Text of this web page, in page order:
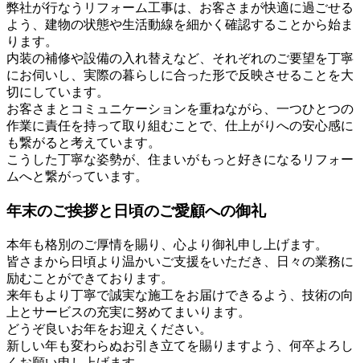
弊社が行なうリフォーム工事は、お客さまが快適に過ごせる
よう、建物の状態や生活動線を細かく確認することから始ま
ります。
内装の補修や設備の入れ替えなど、それぞれのご要望を丁寧
にお伺いし、実際の暮らしに合った形で反映させることを大
切にしています。
お客さまとコミュニケーションを重ねながら、一つひとつの
作業に責任を持って取り組むことで、仕上がりへの安心感に
も繋がると考えています。
こうした丁寧な姿勢が、住まいがもっと好きになるリフォー
ムへと繋がっています。
年末のご挨拶と日頃のご愛顧への御礼
本年も格別のご厚情を賜り、心より御礼申し上げます。
皆さまから日頃より温かいご支援をいただき、日々の業務に
励むことができております。
来年もより丁寧で誠実な施工をお届けできるよう、技術の向
上とサービスの充実に努めてまいります。
どうぞ良いお年をお迎えください。
新しい年も変わらぬお引き立てを賜りますよう、何卒よろし